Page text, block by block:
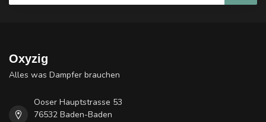
Oxyzig
Alles was Dampfer brauchen
Ooser Hauptstrasse 53
76532 Baden-Baden